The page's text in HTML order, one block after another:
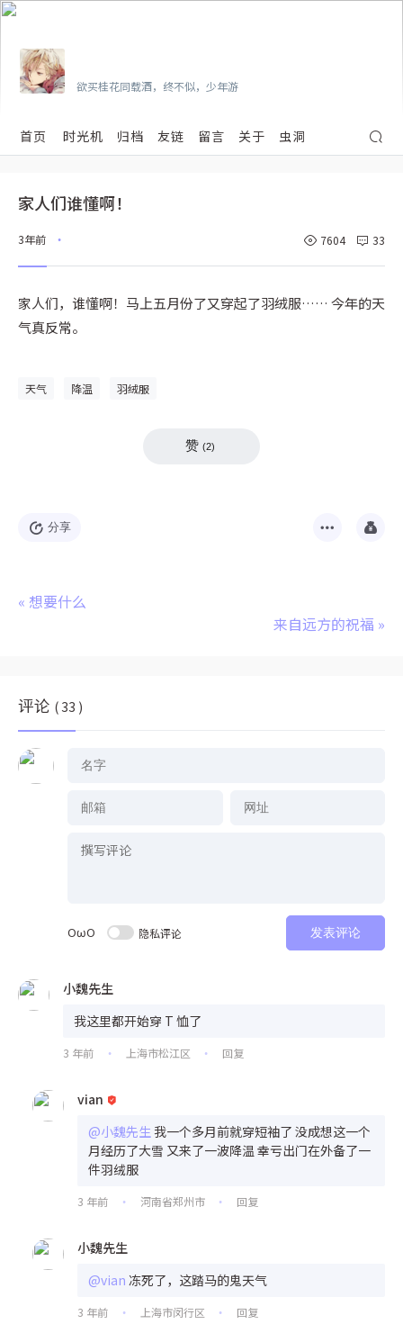
欲买桂花同载酒，终不似，少年游
首页 时光机 归档 友链 留言 关于 虫洞
家人们谁懂啊！
3年前 • 7604 33
家人们，谁懂啊！马上五月份了又穿起了羽绒服…… 今年的天
气真反常。
天气 降温 羽绒服
赞 (2)
分享
« 想要什么
来自远方的祝福 »
评论 ( 33 )
OωO 隐私评论 发表评论
小魏先生
我这里都开始穿 T 恤了
3 年前 • 上海市松江区 • 回复
vian
@小魏先生 我一个多月前就穿短袖了 没成想这一个
月经历了大雪 又来了一波降温 幸亏出门在外备了一
件羽绒服
3 年前 • 河南省郑州市 • 回复
小魏先生
@vian 冻死了，这踏马的鬼天气
3 年前 • 上海市闵行区 • 回复